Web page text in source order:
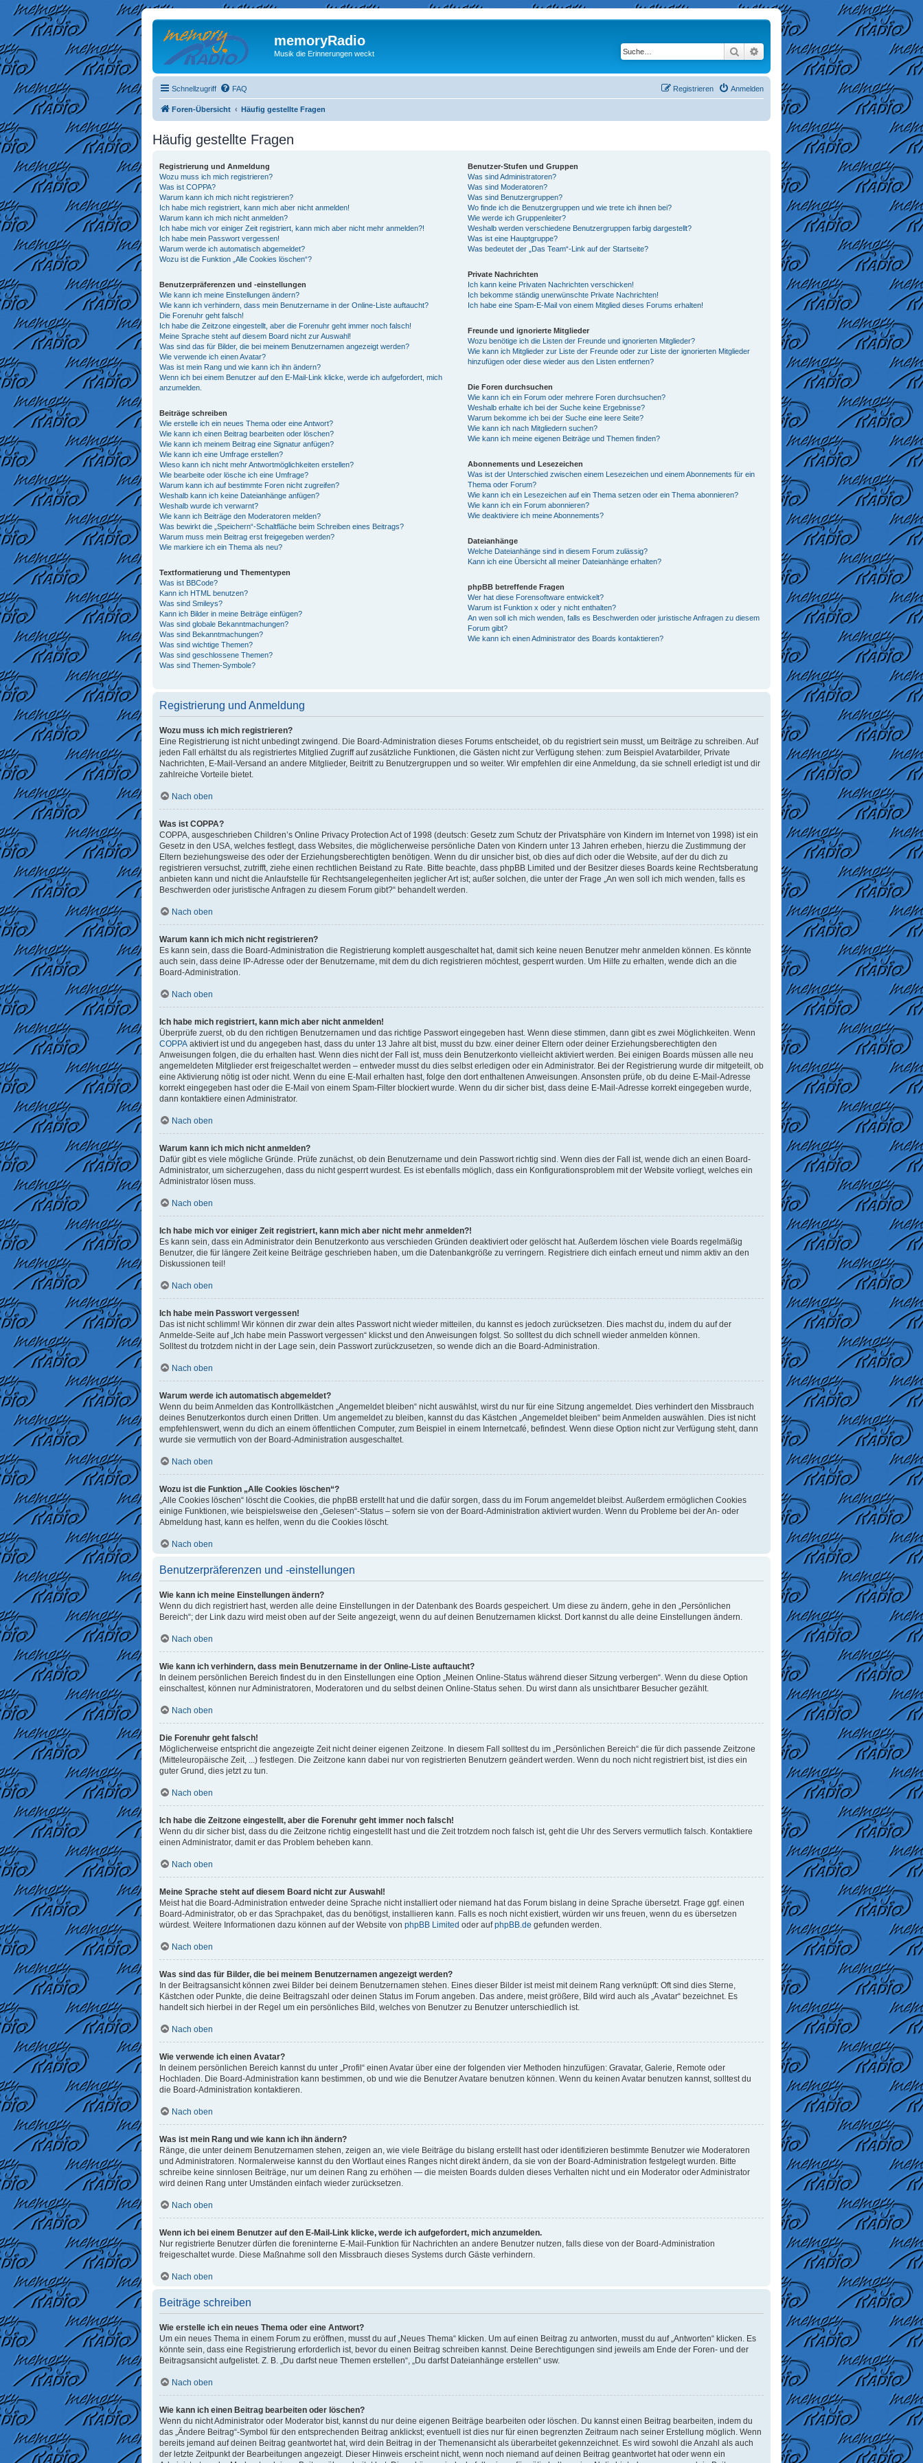
memoryRadio
Musik die Erinnerungen weckt Suche Erweiterte Suche
Schnellzugriff FAQ Anmelden
Registrieren
Foren-Übersicht Häufig gestellte Fragen
Häufig gestellte Fragen
Registrierung und Anmeldung
Wozu muss ich mich registrieren?
Was ist COPPA?
Warum kann ich mich nicht registrieren?
Ich habe mich registriert, kann mich aber nicht anmelden!
Warum kann ich mich nicht anmelden?
Ich habe mich vor einiger Zeit registriert, kann mich aber nicht mehr anmelden?!
Ich habe mein Passwort vergessen!
Warum werde ich automatisch abgemeldet?
Wozu ist die Funktion „Alle Cookies löschen“?
Benutzerpräferenzen und -einstellungen
Wie kann ich meine Einstellungen ändern?
Wie kann ich verhindern, dass mein Benutzername in der Online-Liste auftaucht?
Die Forenuhr geht falsch!
Ich habe die Zeitzone eingestellt, aber die Forenuhr geht immer noch falsch!
Meine Sprache steht auf diesem Board nicht zur Auswahl!
Was sind das für Bilder, die bei meinem Benutzernamen angezeigt werden?
Wie verwende ich einen Avatar?
Was ist mein Rang und wie kann ich ihn ändern?
Wenn ich bei einem Benutzer auf den E-Mail-Link klicke, werde ich aufgefordert, mich
anzumelden.
Beiträge schreiben
Wie erstelle ich ein neues Thema oder eine Antwort?
Wie kann ich einen Beitrag bearbeiten oder löschen?
Wie kann ich meinem Beitrag eine Signatur anfügen?
Wie kann ich eine Umfrage erstellen?
Wieso kann ich nicht mehr Antwortmöglichkeiten erstellen?
Wie bearbeite oder lösche ich eine Umfrage?
Warum kann ich auf bestimmte Foren nicht zugreifen?
Weshalb kann ich keine Dateianhänge anfügen?
Weshalb wurde ich verwarnt?
Wie kann ich Beiträge den Moderatoren melden?
Was bewirkt die „Speichern“-Schaltfläche beim Schreiben eines Beitrags?
Warum muss mein Beitrag erst freigegeben werden?
Wie markiere ich ein Thema als neu?
Textformatierung und Thementypen
Was ist BBCode?
Kann ich HTML benutzen?
Was sind Smileys?
Kann ich Bilder in meine Beiträge einfügen?
Was sind globale Bekanntmachungen?
Was sind Bekanntmachungen?
Was sind wichtige Themen?
Was sind geschlossene Themen?
Was sind Themen-Symbole?
Benutzer-Stufen und Gruppen
Was sind Administratoren?
Was sind Moderatoren?
Was sind Benutzergruppen?
Wo finde ich die Benutzergruppen und wie trete ich ihnen bei?
Wie werde ich Gruppenleiter?
Weshalb werden verschiedene Benutzergruppen farbig dargestellt?
Was ist eine Hauptgruppe?
Was bedeutet der „Das Team“-Link auf der Startseite?
Private Nachrichten
Ich kann keine Privaten Nachrichten verschicken!
Ich bekomme ständig unerwünschte Private Nachrichten!
Ich habe eine Spam-E-Mail von einem Mitglied dieses Forums erhalten!
Freunde und ignorierte Mitglieder
Wozu benötige ich die Listen der Freunde und ignorierten Mitglieder?
Wie kann ich Mitglieder zur Liste der Freunde oder zur Liste der ignorierten Mitglieder
hinzufügen oder diese wieder aus den Listen entfernen?
Die Foren durchsuchen
Wie kann ich ein Forum oder mehrere Foren durchsuchen?
Weshalb erhalte ich bei der Suche keine Ergebnisse?
Warum bekomme ich bei der Suche eine leere Seite?
Wie kann ich nach Mitgliedern suchen?
Wie kann ich meine eigenen Beiträge und Themen finden?
Abonnements und Lesezeichen
Was ist der Unterschied zwischen einem Lesezeichen und einem Abonnements für ein
Thema oder Forum?
Wie kann ich ein Lesezeichen auf ein Thema setzen oder ein Thema abonnieren?
Wie kann ich ein Forum abonnieren?
Wie deaktiviere ich meine Abonnements?
Dateianhänge
Welche Dateianhänge sind in diesem Forum zulässig?
Kann ich eine Übersicht all meiner Dateianhänge erhalten?
phpBB betreffende Fragen
Wer hat diese Forensoftware entwickelt?
Warum ist Funktion x oder y nicht enthalten?
An wen soll ich mich wenden, falls es Beschwerden oder juristische Anfragen zu diesem
Forum gibt?
Wie kann ich einen Administrator des Boards kontaktieren?
Registrierung und Anmeldung
Wozu muss ich mich registrieren?
Eine Registrierung ist nicht unbedingt zwingend. Die Board-Administration dieses Forums entscheidet, ob du registriert sein musst, um Beiträge zu schreiben. Auf
jeden Fall erhältst du als registriertes Mitglied Zugriff auf zusätzliche Funktionen, die Gästen nicht zur Verfügung stehen: zum Beispiel Avatarbilder, Private
Nachrichten, E-Mail-Versand an andere Mitglieder, Beitritt zu Benutzergruppen und so weiter. Wir empfehlen dir eine Anmeldung, da sie schnell erledigt ist und dir
zahlreiche Vorteile bietet.
Nach oben
Was ist COPPA?
COPPA, ausgeschrieben Children’s Online Privacy Protection Act of 1998 (deutsch: Gesetz zum Schutz der Privatsphäre von Kindern im Internet von 1998) ist ein
Gesetz in den USA, welches festlegt, dass Websites, die möglicherweise persönliche Daten von Kindern unter 13 Jahren erheben, hierzu die Zustimmung der
Eltern beziehungsweise des oder der Erziehungsberechtigten benötigen. Wenn du dir unsicher bist, ob dies auf dich oder die Website, auf der du dich zu
registrieren versuchst, zutrifft, ziehe einen rechtlichen Beistand zu Rate. Bitte beachte, dass phpBB Limited und der Besitzer dieses Boards keine Rechtsberatung
anbieten kann und nicht die Anlaufstelle für Rechtsangelegenheiten jeglicher Art ist; außer solchen, die unter der Frage „An wen soll ich mich wenden, falls es
Beschwerden oder juristische Anfragen zu diesem Forum gibt?“ behandelt werden.
Nach oben
Warum kann ich mich nicht registrieren?
Es kann sein, dass die Board-Administration die Registrierung komplett ausgeschaltet hat, damit sich keine neuen Benutzer mehr anmelden können. Es könnte
auch sein, dass deine IP-Adresse oder der Benutzername, mit dem du dich registrieren möchtest, gesperrt wurden. Um Hilfe zu erhalten, wende dich an die
Board-Administration.
Nach oben
Ich habe mich registriert, kann mich aber nicht anmelden!
Überprüfe zuerst, ob du den richtigen Benutzernamen und das richtige Passwort eingegeben hast. Wenn diese stimmen, dann gibt es zwei Möglichkeiten. Wenn
COPPA aktiviert ist und du angegeben hast, dass du unter 13 Jahre alt bist, musst du bzw. einer deiner Eltern oder deiner Erziehungsberechtigten den
Anweisungen folgen, die du erhalten hast. Wenn dies nicht der Fall ist, muss dein Benutzerkonto vielleicht aktiviert werden. Bei einigen Boards müssen alle neu
angemeldeten Mitglieder erst freigeschaltet werden – entweder musst du dies selbst erledigen oder ein Administrator. Bei der Registrierung wurde dir mitgeteilt, ob
eine Aktivierung nötig ist oder nicht. Wenn du eine E-Mail erhalten hast, folge den dort enthaltenen Anweisungen. Ansonsten prüfe, ob du deine E-Mail-Adresse
korrekt eingegeben hast oder die E-Mail von einem Spam-Filter blockiert wurde. Wenn du dir sicher bist, dass deine E-Mail-Adresse korrekt eingegeben wurde,
dann kontaktiere einen Administrator.
Nach oben
Warum kann ich mich nicht anmelden?
Dafür gibt es viele mögliche Gründe. Prüfe zunächst, ob dein Benutzername und dein Passwort richtig sind. Wenn dies der Fall ist, wende dich an einen Board-
Administrator, um sicherzugehen, dass du nicht gesperrt wurdest. Es ist ebenfalls möglich, dass ein Konfigurationsproblem mit der Website vorliegt, welches ein
Administrator lösen muss.
Nach oben
Ich habe mich vor einiger Zeit registriert, kann mich aber nicht mehr anmelden?!
Es kann sein, dass ein Administrator dein Benutzerkonto aus verschieden Gründen deaktiviert oder gelöscht hat. Außerdem löschen viele Boards regelmäßig
Benutzer, die für längere Zeit keine Beiträge geschrieben haben, um die Datenbankgröße zu verringern. Registriere dich einfach erneut und nimm aktiv an den
Diskussionen teil!
Nach oben
Ich habe mein Passwort vergessen!
Das ist nicht schlimm! Wir können dir zwar dein altes Passwort nicht wieder mitteilen, du kannst es jedoch zurücksetzen. Dies machst du, indem du auf der
Anmelde-Seite auf „Ich habe mein Passwort vergessen“ klickst und den Anweisungen folgst. So solltest du dich schnell wieder anmelden können.
Solltest du trotzdem nicht in der Lage sein, dein Passwort zurückzusetzen, so wende dich an die Board-Administration.
Nach oben
Warum werde ich automatisch abgemeldet?
Wenn du beim Anmelden das Kontrollkästchen „Angemeldet bleiben“ nicht auswählst, wirst du nur für eine Sitzung angemeldet. Dies verhindert den Missbrauch
deines Benutzerkontos durch einen Dritten. Um angemeldet zu bleiben, kannst du das Kästchen „Angemeldet bleiben“ beim Anmelden auswählen. Dies ist nicht
empfehlenswert, wenn du dich an einem öffentlichen Computer, zum Beispiel in einem Internetcafé, befindest. Wenn diese Option nicht zur Verfügung steht, dann
wurde sie vermutlich von der Board-Administration ausgeschaltet.
Nach oben
Wozu ist die Funktion „Alle Cookies löschen“?
„Alle Cookies löschen“ löscht die Cookies, die phpBB erstellt hat und die dafür sorgen, dass du im Forum angemeldet bleibst. Außerdem ermöglichen Cookies
einige Funktionen, wie beispielsweise den „Gelesen“-Status – sofern sie von der Board-Administration aktiviert wurden. Wenn du Probleme bei der An- oder
Abmeldung hast, kann es helfen, wenn du die Cookies löscht.
Nach oben
Benutzerpräferenzen und -einstellungen
Wie kann ich meine Einstellungen ändern?
Wenn du dich registriert hast, werden alle deine Einstellungen in der Datenbank des Boards gespeichert. Um diese zu ändern, gehe in den „Persönlichen
Bereich“; der Link dazu wird meist oben auf der Seite angezeigt, wenn du auf deinen Benutzernamen klickst. Dort kannst du alle deine Einstellungen ändern.
Nach oben
Wie kann ich verhindern, dass mein Benutzername in der Online-Liste auftaucht?
In deinem persönlichen Bereich findest du in den Einstellungen eine Option „Meinen Online-Status während dieser Sitzung verbergen“. Wenn du diese Option
einschaltest, können nur Administratoren, Moderatoren und du selbst deinen Online-Status sehen. Du wirst dann als unsichtbarer Besucher gezählt.
Nach oben
Die Forenuhr geht falsch!
Möglicherweise entspricht die angezeigte Zeit nicht deiner eigenen Zeitzone. In diesem Fall solltest du im „Persönlichen Bereich“ die für dich passende Zeitzone
(Mitteleuropäische Zeit, ...) festlegen. Die Zeitzone kann dabei nur von registrierten Benutzern geändert werden. Wenn du noch nicht registriert bist, ist dies ein
guter Grund, dies jetzt zu tun.
Nach oben
Ich habe die Zeitzone eingestellt, aber die Forenuhr geht immer noch falsch!
Wenn du dir sicher bist, dass du die Zeitzone richtig eingestellt hast und die Zeit trotzdem noch falsch ist, geht die Uhr des Servers vermutlich falsch. Kontaktiere
einen Administrator, damit er das Problem beheben kann.
Nach oben
Meine Sprache steht auf diesem Board nicht zur Auswahl!
Meist hat die Board-Administration entweder deine Sprache nicht installiert oder niemand hat das Forum bislang in deine Sprache übersetzt. Frage ggf. einen
Board-Administrator, ob er das Sprachpaket, das du benötigst, installieren kann. Falls es noch nicht existiert, würden wir uns freuen, wenn du es übersetzen
würdest. Weitere Informationen dazu können auf der Website von phpBB Limited oder aufphpBB.de gefunden werden.
Nach oben
Was sind das für Bilder, die bei meinem Benutzernamen angezeigt werden?
In der Beitragsansicht können zwei Bilder bei deinem Benutzernamen stehen. Eines dieser Bilder ist meist mit deinem Rang verknüpft: Oft sind dies Sterne,
Kästchen oder Punkte, die deine Beitragszahl oder deinen Status im Forum angeben. Das andere, meist größere, Bild wird auch als „Avatar“ bezeichnet. Es
handelt sich hierbei in der Regel um ein persönliches Bild, welches von Benutzer zu Benutzer unterschiedlich ist.
Nach oben
Wie verwende ich einen Avatar?
In deinem persönlichen Bereich kannst du unter „Profil“ einen Avatar über eine der folgenden vier Methoden hinzufügen: Gravatar, Galerie, Remote oder
Hochladen. Die Board-Administration kann bestimmen, ob und wie die Benutzer Avatare benutzen können. Wenn du keinen Avatar benutzen kannst, solltest du
die Board-Administration kontaktieren.
Nach oben
Was ist mein Rang und wie kann ich ihn ändern?
Ränge, die unter deinem Benutzernamen stehen, zeigen an, wie viele Beiträge du bislang erstellt hast oder identifizieren bestimmte Benutzer wie Moderatoren
und Administratoren. Normalerweise kannst du den Wortlaut eines Ranges nicht direkt ändern, da sie von der Board-Administration festgelegt wurden. Bitte
schreibe keine sinnlosen Beiträge, nur um deinen Rang zu erhöhen — die meisten Boards dulden dieses Verhalten nicht und ein Moderator oder Administrator
wird deinen Rang unter Umständen einfach wieder zurücksetzen.
Nach oben
Wenn ich bei einem Benutzer auf den E-Mail-Link klicke, werde ich aufgefordert, mich anzumelden.
Nur registrierte Benutzer dürfen die foreninterne E-Mail-Funktion für Nachrichten an andere Benutzer nutzen, falls diese von der Board-Administration
freigeschaltet wurde. Diese Maßnahme soll den Missbrauch dieses Systems durch Gäste verhindern.
Nach oben
Beiträge schreiben
Wie erstelle ich ein neues Thema oder eine Antwort?
Um ein neues Thema in einem Forum zu eröffnen, musst du auf „Neues Thema“ klicken. Um auf einen Beitrag zu antworten, musst du auf „Antworten“ klicken. Es
könnte sein, dass eine Registrierung erforderlich ist, bevor du einen Beitrag schreiben kannst. Deine Berechtigungen sind jeweils am Ende der Foren- und der
Beitragsansicht aufgelistet. Z. B. „Du darfst neue Themen erstellen“, „Du darfst Dateianhänge erstellen“ usw.
Nach oben
Wie kann ich einen Beitrag bearbeiten oder löschen?
Wenn du nicht Administrator oder Moderator bist, kannst du nur deine eigenen Beiträge bearbeiten oder löschen. Du kannst einen Beitrag bearbeiten, indem du
das „Ändere Beitrag“-Symbol für den entsprechenden Beitrag anklickst; eventuell ist dies nur für einen begrenzten Zeitraum nach seiner Erstellung möglich. Wenn
bereits jemand auf deinen Beitrag geantwortet hat, wird dein Beitrag in der Themenansicht als überarbeitet gekennzeichnet. Es wird sowohl die Anzahl als auch
der letzte Zeitpunkt der Bearbeitungen angezeigt. Dieser Hinweis erscheint nicht, wenn noch niemand auf deinen Beitrag geantwortet hat oder wenn ein